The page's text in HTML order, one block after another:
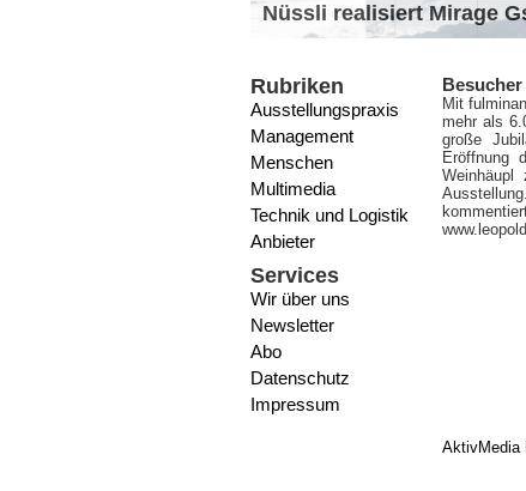
Nüssli realisiert Mirage
Rubriken
Ausstellungspraxis
Management
Menschen
Multimedia
Technik und Logistik
Anbieter
Services
Wir über uns
Newsletter
Abo
Datenschutz
Impressum
Mit
mehr als
große
Eröffnung
Weinhäupl
AktivMedia